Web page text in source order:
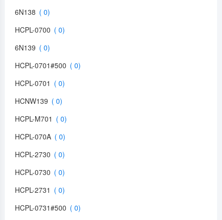
6N138
HCPL-0700
6N139
HCPL-0701#500
HCPL-0701
HCNW139
HCPL-M701
HCPL-070A
HCPL-2730
HCPL-0730
HCPL-2731
HCPL-0731#500